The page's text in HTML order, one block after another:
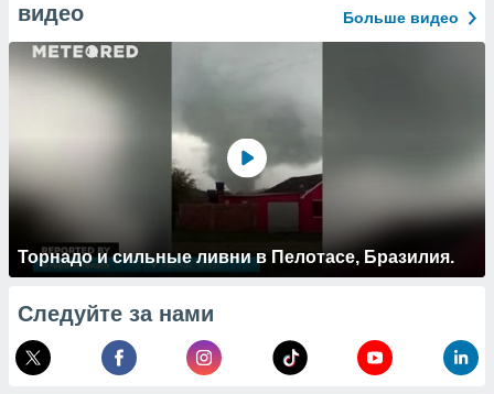
видео Больше видео
Торнадо и сильные ливни в Пелотасе, Бразилия.
Следуйте за нами